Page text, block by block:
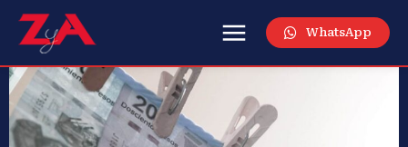
WhatsApp